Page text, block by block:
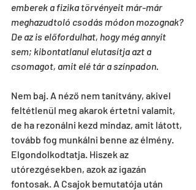
emberek a fizika törvényeit már-már
meghazudtoló csodás módon mozognak?
De az is előfordulhat, hogy még annyit
sem; kibontatlanul elutasítja azt a
csomagot, amit elé tár a színpadon.
Nem baj. A néző nem tanítvány, akivel
feltétlenül meg akarok értetni valamit,
de ha rezonálni kezd mindaz, amit látott,
tovább fog munkálni benne az élmény.
Elgondolkodtatja. Hiszek az
utórezgésekben, azok az igazán
fontosak. A Csajok bemutatója után